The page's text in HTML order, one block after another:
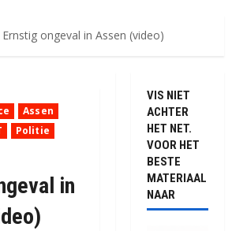
Ernstig ongeval in Assen (video)
Assen
Politie
in
VIS NIET
ACHTER
HET NET.
VOOR HET
BESTE
MATERIAAL
NAAR